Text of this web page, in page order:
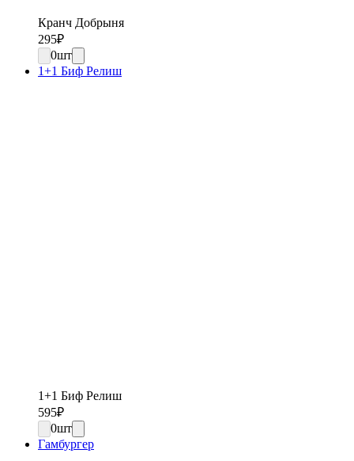
Кранч Добрыня
295₽
0шт
1+1 Биф Релиш
1+1 Биф Релиш
595₽
0шт
Гамбургер